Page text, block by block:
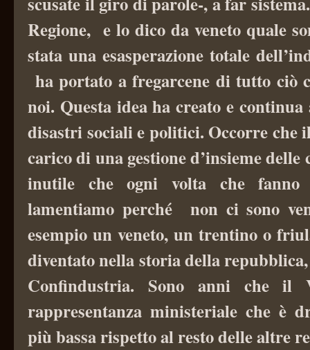
Regione, e lo dico da veneto quale
stata una esasperazione totale
ha portato a fregarcene di tutto ciò
noi. Questa idea ha creato e
disastri sociali e politici. Occorre che
carico di una gestione d’insieme delle
inutile che ogni volta che
lamentiamo perché non ci sono
esempio un veneto, un trentino o
diventato nella storia della
Confindustria. Sono anni che il
rappresentanza ministeriale che è
più bassa rispetto al resto delle altre